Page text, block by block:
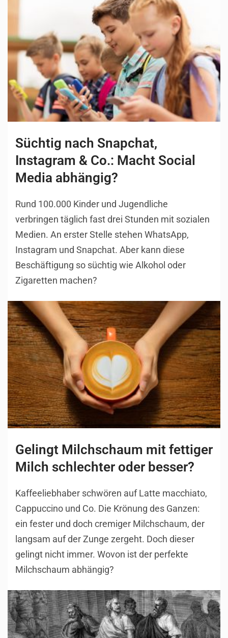
Süchtig nach Snapchat,
Instagram & Co.: Macht Social
Media abhängig?
Rund 100.000 Kinder und Jugendliche
verbringen täglich fast drei Stunden mit sozialen
Medien. An erster Stelle stehen WhatsApp,
Instagram und Snapchat. Aber kann diese
Beschäftigung so süchtig wie Alkohol oder
Zigaretten machen?
Gelingt Milchschaum mit fettiger
Milch schlechter oder besser?
Kaffeeliebhaber schwören auf Latte macchiato,
Cappuccino und Co. Die Krönung des Ganzen:
ein fester und doch cremiger Milchschaum, der
langsam auf der Zunge zergeht. Doch dieser
gelingt nicht immer. Wovon ist der perfekte
Milchschaum abhängig?